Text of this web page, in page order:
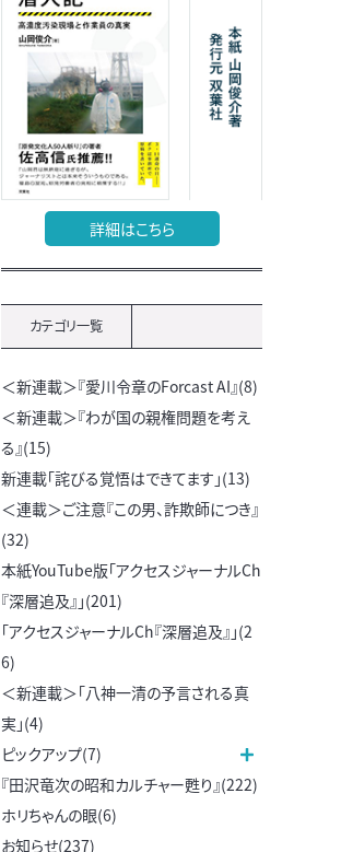
詳細はこちら
カテゴリ一覧
＜新連載＞『愛川令章のForcast AI』(8)
＜新連載＞『わが国の親権問題を考え
る』(15)
新連載「詫びる覚悟はできてます」(13)
＜連載＞ご注意『この男、詐欺師につき』
(32)
本紙YouTube版「アクセスジャーナルCh
『深層追及』」(201)
「アクセスジャーナルCh『深層追及』」(2
6)
＜新連載＞「八神一清の予言される真
実」(4)
ピックアップ(7)
『田沢竜次の昭和カルチャー甦り』(222)
ホリちゃんの眼(6)
お知らせ(237)